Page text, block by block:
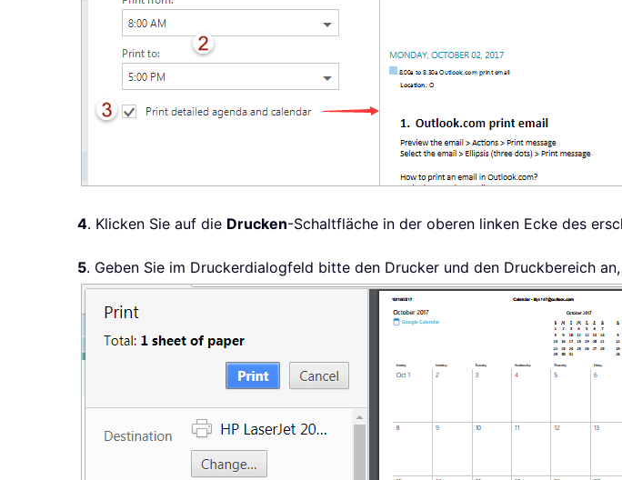
4. Klicken Sie auf die Drucken-Schaltfläche in der oberen linken Ecke des
5. Geben Sie im Druckerdialogfeld bitte den Drucker und den Druckbereich